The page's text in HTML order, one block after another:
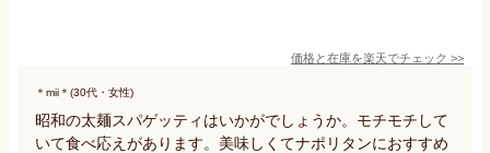
価格と在庫を楽天でチェック >>
＊mii＊(30代・女性)
昭和の太麺スパゲッティはいかがでしょうか。モチモチして
いて食べ応えがあります。美味しくてナポリタンにおすすめ